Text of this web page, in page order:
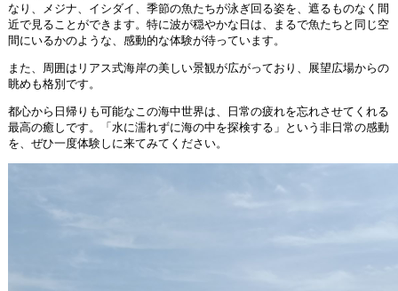
なり、メジナ、イシダイ、季節の魚たちが泳ぎ回る姿を、遮るものなく間
近で見ることができます。特に波が穏やかな日は、まるで魚たちと同じ空
間にいるかのような、感動的な体験が待っています。
また、周囲はリアス式海岸の美しい景観が広がっており、展望広場からの
眺めも格別です。
都心から日帰りも可能なこの海中世界は、日常の疲れを忘れさせてくれる
最高の癒しです。「水に濡れずに海の中を探検する」という非日常の感動
を、ぜひ一度体験しに来てみてください。